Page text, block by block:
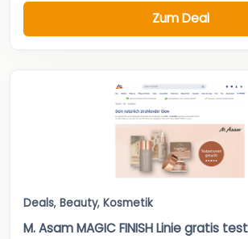
Zum Deal
Deals, Beauty, Kosmetik
M. Asam MAGIC FINISH Linie gratis